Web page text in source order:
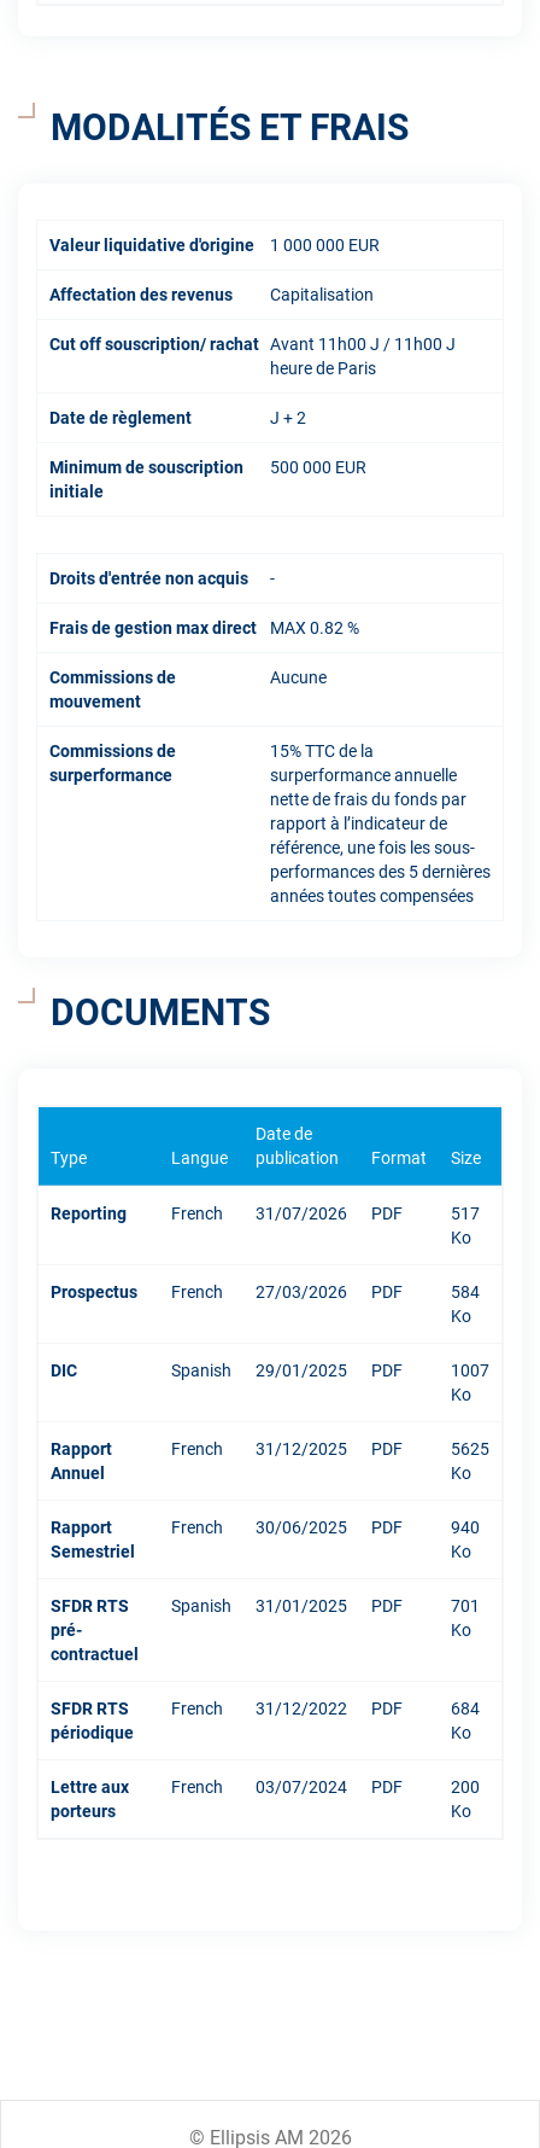
MODALITÉS ET FRAIS
Valeur liquidative d'origine 1 000 000 EUR
Affectation des revenus Capitalisation
Cut off souscription/ rachat Avant 11h00 J / 11h00 J
heure de Paris
Date de règlement J + 2
Minimum de souscription
initiale
500 000 EUR
Droits d'entrée non acquis -
Frais de gestion max direct MAX 0.82 %
Commissions de
mouvement
Aucune
Commissions de
surperformance
15% TTC de la
surperformance annuelle
nette de frais du fonds par
rapport à l’indicateur de
référence, une fois les sous-
performances des 5 dernières
années toutes compensées
DOCUMENTS
Type Langue
Date de
publication
Format Size
Reporting French 31/07/2026 PDF
517
Ko
Prospectus French 27/03/2026 PDF
584
Ko
DIC Spanish 29/01/2025 PDF
1007
Ko
Rapport
Annuel
French 31/12/2025 PDF
5625
Ko
Rapport
Semestriel
French 30/06/2025 PDF
940
Ko
SFDR RTS
pré-
contractuel
Spanish 31/01/2025 PDF
701
Ko
SFDR RTS
périodique
French 31/12/2022 PDF
684
Ko
Lettre aux
porteurs
French 03/07/2024 PDF
200
Ko
© Ellipsis AM 2026